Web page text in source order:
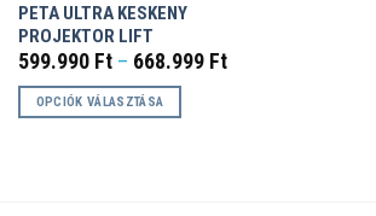
PETA ULTRA KESKENY
PROJEKTOR LIFT
599.990 Ft – 668.999 FtÁrtartomány:
OPCIÓK VÁLASZTÁSA